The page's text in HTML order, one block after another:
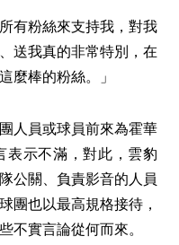
有粉絲來支持我，對我
送我真的非常特別，在
麼棒的粉絲。」
人員或球員前來為霍華
表示不滿，對此，雲豹
公關、負責影音的人員
團也以最高規格接待，
不實言論從何而來。